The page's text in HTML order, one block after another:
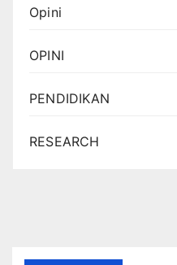
Opini
OPINI
PENDIDIKAN
RESEARCH